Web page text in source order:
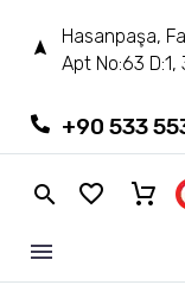
Hasanpaşa,
Apt No:63 D:1,
+90 533